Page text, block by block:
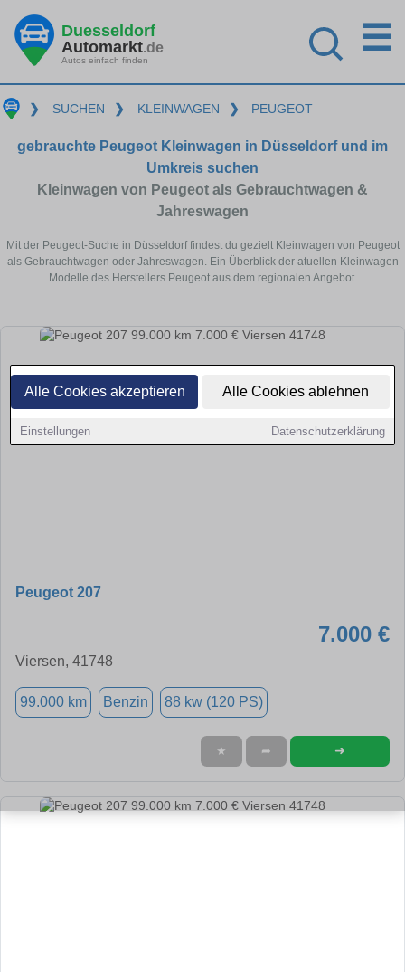
Alle Cookies akzeptieren Alle Cookies ablehnen
Einstellungen Datenschutzerklärung
Duesseldorf
Automarkt.de
Autos einfach finden
☰
❯ SUCHEN ❯ KLEINWAGEN ❯ PEUGEOT
gebrauchte Peugeot Kleinwagen in Düsseldorf und im
Umkreis suchen
Kleinwagen von Peugeot als Gebrauchtwagen &
Jahreswagen
Mit der Peugeot-Suche in Düsseldorf findest du gezielt Kleinwagen von Peugeot
als Gebrauchtwagen oder Jahreswagen. Ein Überblick der atuellen Kleinwagen
Modelle des Herstellers Peugeot aus dem regionalen Angebot.
Peugeot 207
7.000 €
Viersen, 41748
99.000 km Benzin 88 kw (120 PS)
★ ➦ ➜